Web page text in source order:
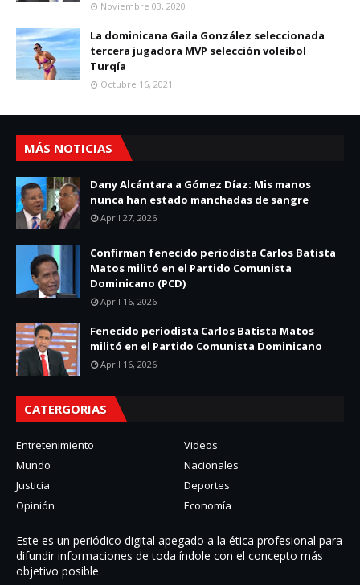
Noviembre 03, 2020
La dominicana Gaila González seleccionada
tercera jugadora MVP selección voleibol
Turqía
Octubre 16, 2021
MÁS NOTICIAS
Dany Alcántara a Gómez Díaz: Mis manos
nunca han estado manchadas de sangre
April 27, 2026
Confirman fenecido periodista Carlos Batista
Matos militó en el Partido Comunista
Dominicano (PCD)
April 16, 2026
Fenecido periodista Carlos Batista Matos
militó en el Partido Comunista Dominicano
April 16, 2026
CATERGORIAS
Entretenimiento
Videos
Mundo
Nacionales
Justicia
Deportes
Opinión
Economía
Este es un periódico digital apegado a la ética profesional para
difundir informaciones de toda í­ndole con el concepto más
objetivo posible.